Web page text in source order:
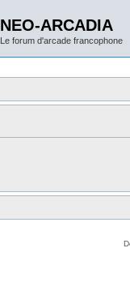
NEO-ARCADIA
Le forum d'arcade francophone